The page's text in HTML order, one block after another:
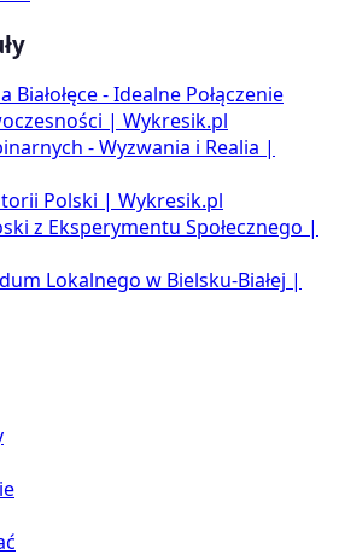
Białołęce - Idealne Połączenie
| Wykresik.pl
- Wyzwania i Realia |
Polski | Wykresik.pl
z Eksperymentu Społecznego |
Lokalnego w Bielsku-Białej |